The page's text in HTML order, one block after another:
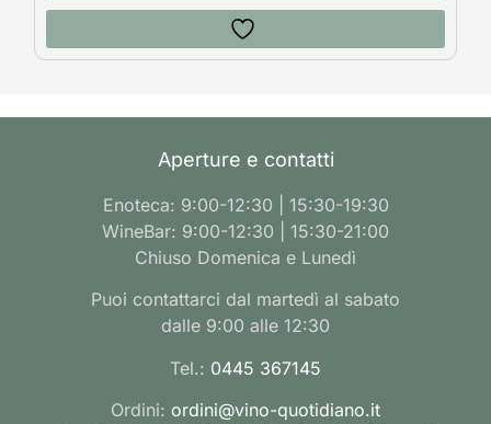
Aperture e contatti
Enoteca: 9:00-12:30 | 15:30-19:30
WineBar: 9:00-12:30 | 15:30-21:00
Chiuso Domenica e Lunedì
Puoi contattarci dal martedì al sabato
dalle 9:00 alle 12:30
Tel.: 0445 367145
Ordini: ordini@vino-quotidiano.it